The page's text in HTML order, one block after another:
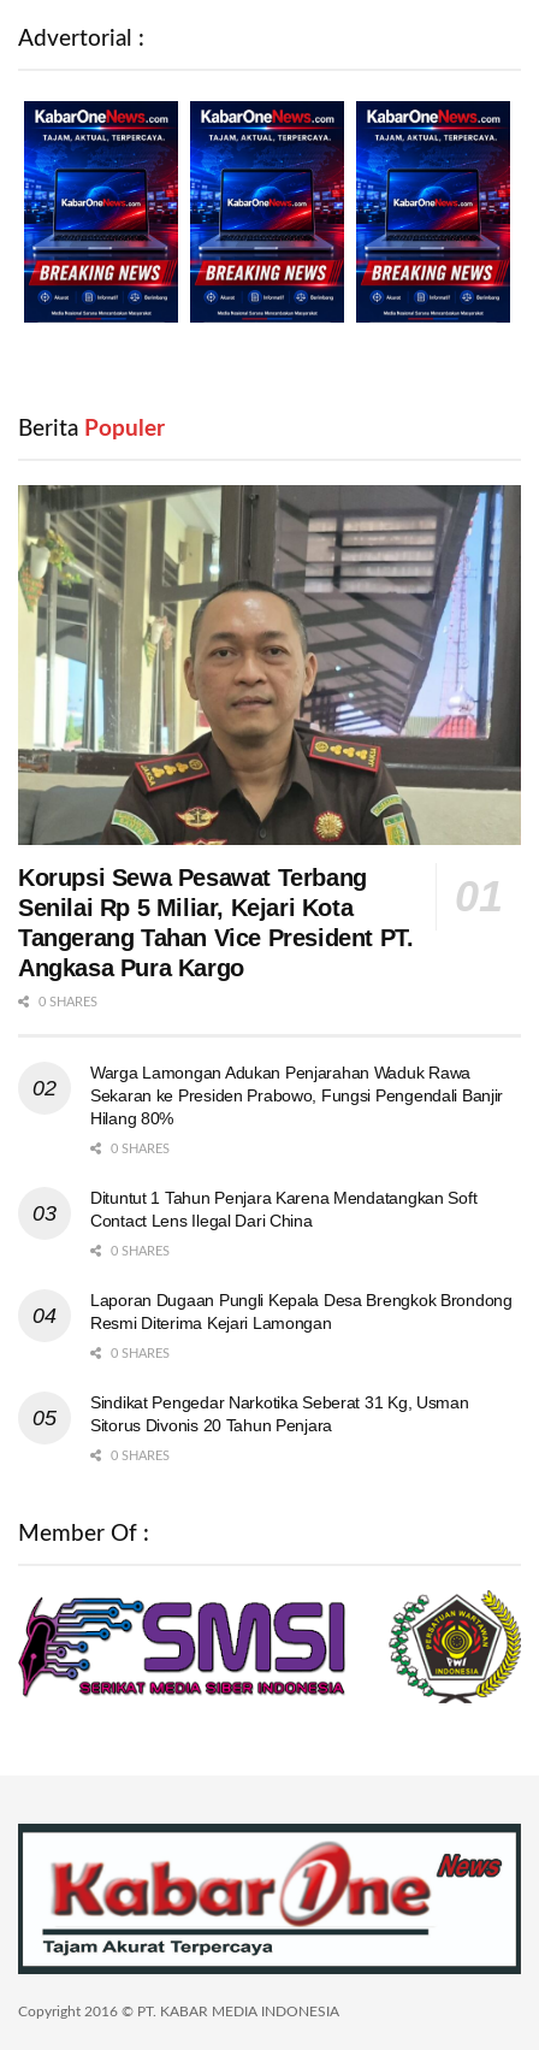
Advertorial :
Berita ‎ Populer
Korupsi Sewa Pesawat Terbang
Senilai Rp 5 Miliar, Kejari Kota
Tangerang Tahan Vice President PT.
Angkasa Pura Kargo
0 SHARES
Warga Lamongan Adukan Penjarahan Waduk Rawa
Sekaran ke Presiden Prabowo, Fungsi Pengendali Banjir
Hilang 80%
0 SHARES
Dituntut 1 Tahun Penjara Karena Mendatangkan Soft
Contact Lens Ilegal Dari China
0 SHARES
Laporan Dugaan Pungli Kepala Desa Brengkok Brondong
Resmi Diterima Kejari Lamongan
0 SHARES
Sindikat Pengedar Narkotika Seberat 31 Kg, Usman
Sitorus Divonis 20 Tahun Penjara
0 SHARES
Member Of :
Copyright 2016 © PT. KABAR MEDIA INDONESIA